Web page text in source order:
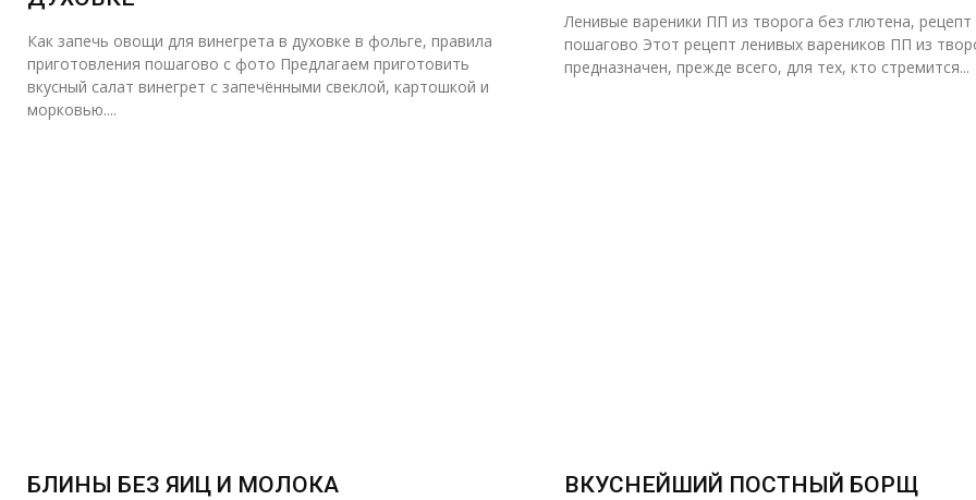
Как запечь овощи для винегрета в духовке в фольге, правила
приготовления пошагово с фото Предлагаем приготовить
вкусный салат винегрет с запечёнными свеклой, картошкой и
морковью....
Ленивые вареники ПП из творога без глютена,
пошагово Этот рецепт ленивых вареников ПП из
предназначен, прежде всего, для тех, кто стремится...
БЛИНЫ БЕЗ ЯИЦ И МОЛОКА ВКУСНЕЙШИЙ ПОСТНЫЙ БОРЩ